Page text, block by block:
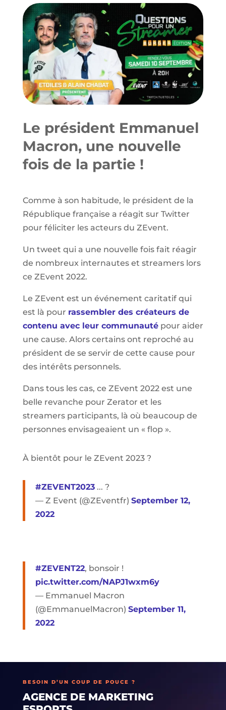
Le président Emmanuel
Macron, une nouvelle
fois de la partie !
Comme à son habitude, le président de la
République française a réagit sur Twitter
pour féliciter les acteurs du ZEvent.
Un tweet qui a une nouvelle fois fait réagir
de nombreux internautes et streamers lors
ce ZEvent 2022.
Le ZEvent est un événement caritatif qui
est là pour rassembler des créateurs de
contenu avec leur communautépour aider
une cause. Alors certains ont reproché au
président de se servir de cette cause pour
des intérêts personnels.
Dans tous les cas, ce ZEvent 2022 est une
belle revanche pour Zerator et les
streamers participants, là où beaucoup de
personnes envisageaient un « flop ».
À bientôt pour le ZEvent 2023 ?
#ZEVENT2023... ?
— Z Event (@ZEventfr) September 12,
2022
#ZEVENT22, bonsoir !
pic.twitter.com/NAPJ1wxm6y
— Emmanuel Macron
(@EmmanuelMacron) September 11,
2022
BESOIN D’UN COUP DE POUCE ?
AGENCE DE MARKETING